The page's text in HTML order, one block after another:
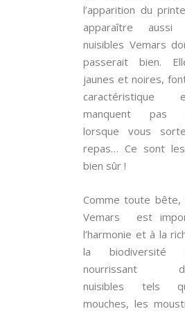
l’apparition du
apparaître aussi
nuisibles Vemars
passerait bien.
jaunes et noires,
manquent pas
lorsque vous
repas… Ce sont
bien sûr !
Comme toute bête,
Vemars est
l’harmonie et à la
la
nourrissant
nuisibles tels
mouches, les